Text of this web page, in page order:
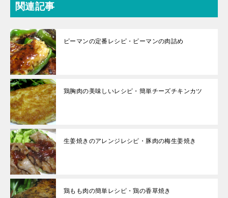
関連記事
ピーマンの定番レシピ・ピーマンの肉詰め
鶏胸肉の美味しいレシピ・簡単チーズチキンカツ
生姜焼きのアレンジレシピ・豚肉の梅生姜焼き
鶏もも肉の簡単レシピ・鶏の香草焼き